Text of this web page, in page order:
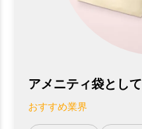
アメニティ袋として
おすすめ業界